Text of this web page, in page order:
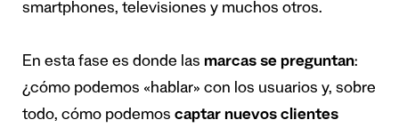
smartphones, televisiones y muchos otros.
En esta fase es donde las marcas se preguntan:
¿cómo podemos «hablar» con los usuarios y, sobre
todo, cómo podemos captar nuevos clientes